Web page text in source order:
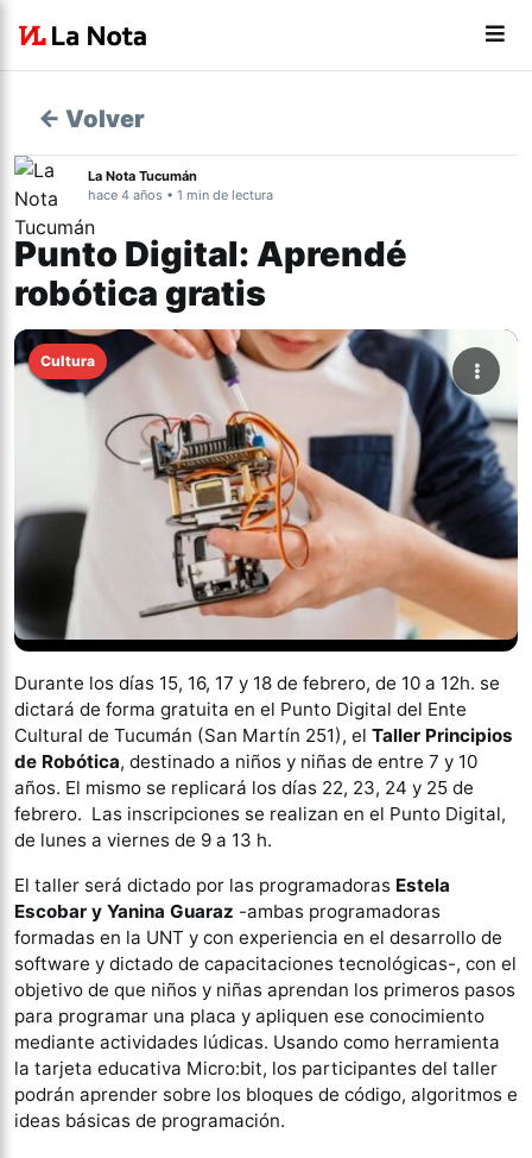
← Volver
La Nota Tucumán
hace 4 años • 1 min de lectura
Punto Digital: Aprendé
robótica gratis
Cultura
Durante los días 15, 16, 17 y 18 de febrero, de 10 a 12h. se
dictará de forma gratuita en el Punto Digital del Ente
Cultural de Tucumán (San Martín 251), el Taller Principios
de Robótica, destinado a niños y niñas de entre 7 y 10
años. El mismo se replicará los días 22, 23, 24 y 25 de
febrero. Las inscripciones se realizan en el Punto Digital,
de lunes a viernes de 9 a 13 h.
El taller será dictado por las programadoras Estela
Escobar y Yanina Guaraz -ambas programadoras
formadas en la UNT y con experiencia en el desarrollo de
software y dictado de capacitaciones tecnológicas-, con el
objetivo de que niños y niñas aprendan los primeros pasos
para programar una placa y apliquen ese conocimiento
mediante actividades lúdicas. Usando como herramienta
la tarjeta educativa Micro:bit, los participantes del taller
podrán aprender sobre los bloques de código, algoritmos e
ideas básicas de programación.